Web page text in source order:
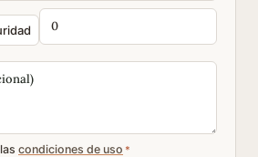
condiciones de uso *